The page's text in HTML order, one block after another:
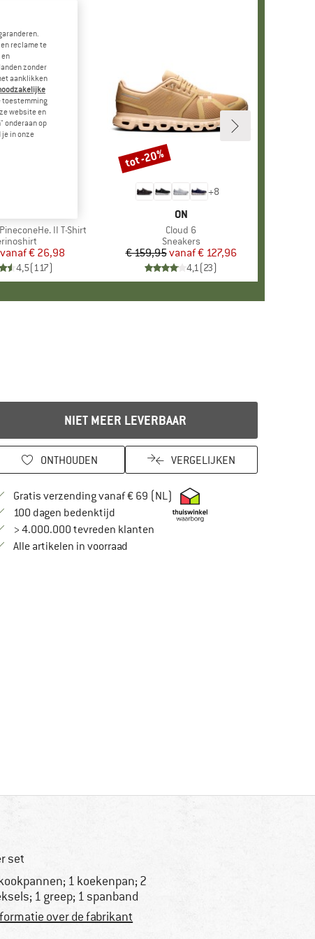
II T-Shirt
Prijs
Verlaagde prijs
vanaf€ 26,98
4,5(117)
+8
MERK
ON
Artikel
Cloud 6
Productgroep
Sneakers
Prijs
€ 159,95 Verlaagde prijs
vanaf€ 127,96
4,1(23)
Korting
tot -20%
NIET MEER LEVERBAAR
ONTHOUDEN VERGELIJKEN
Gratis verzending vanaf € 69 (NL) Vind hier de
100 dagen bedenktijdVind de betalingsinformatie hier! Opent in
> 4.000.000 tevreden klanten
Alle artikelen in voorraad
set
1 koekenpan; 2
1 greep; 1 spanband
over de fabrikant
reclame te
zonder
aanklikken
toestemming
website en
onderaan op
in onze